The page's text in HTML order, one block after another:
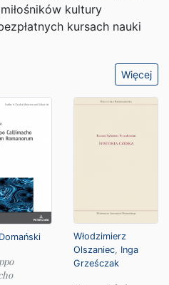
Włodzimierz
Olszaniec, Inga
Grześczak
kultury
kursach nauki
Więcej